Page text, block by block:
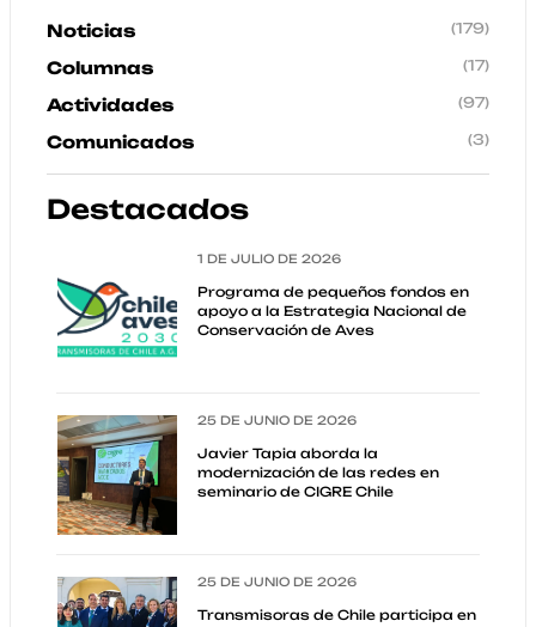
Noticias (179)
Columnas (17)
Actividades (97)
Comunicados (3)
Destacados
1 DE JULIO DE 2026
Programa de pequeños fondos en
apoyo a la Estrategia Nacional de
Conservación de Aves
25 DE JUNIO DE 2026
Javier Tapia aborda la
modernización de las redes en
seminario de CIGRE Chile
25 DE JUNIO DE 2026
Transmisoras de Chile participa en